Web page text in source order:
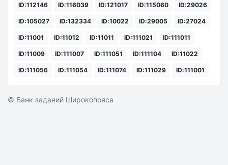
ID:112146 ID:116039 ID:121017 ID:115060 ID:29026
ID:105027 ID:132334 ID:10022 ID:29005 ID:27024
ID:11001 ID:11012 ID:11011 ID:111021 ID:111011
ID:11009 ID:111007 ID:111051 ID:111104 ID:11022
ID:111056 ID:111054 ID:111074 ID:111029 ID:111001
© Банк заданий Широкопояса